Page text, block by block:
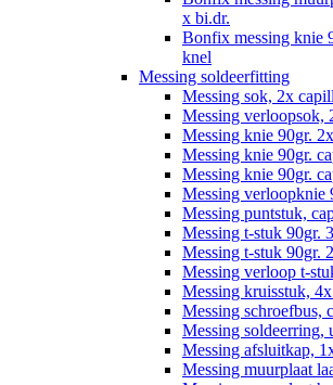
x bi.dr.
Bonfix messing knie
knel
Messing soldeerfitting
Messing sok, 2x
Messing verloopsok,
Messing knie 90gr.
Messing knie 90gr.
Messing knie 90gr.
Messing verloopknie
Messing puntstuk,
Messing t-stuk 90gr.
Messing t-stuk 90gr.
Messing verloop t-
Messing kruisstuk,
Messing schroefbus,
Messing
Messing afsluitkap,
Messing muurplaat